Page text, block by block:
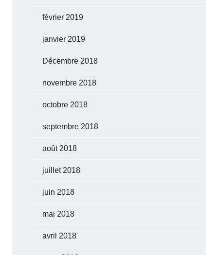
février 2019
janvier 2019
Décembre 2018
novembre 2018
octobre 2018
septembre 2018
août 2018
juillet 2018
juin 2018
mai 2018
avril 2018